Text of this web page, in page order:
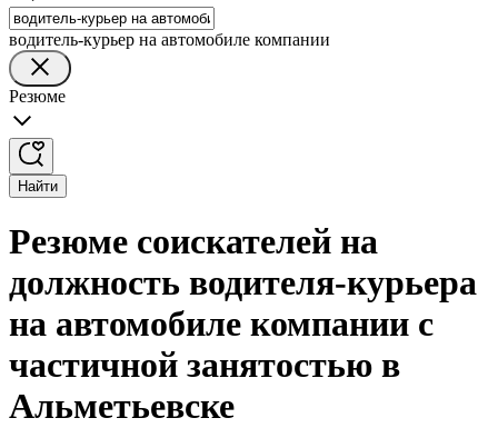
водитель-курьер на автомобиле компании
Резюме
Найти
Резюме соискателей на
должность водителя-курьера
на автомобиле компании с
частичной занятостью в
Альметьевске